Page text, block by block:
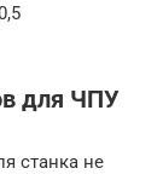
для ЧПУ
станка не